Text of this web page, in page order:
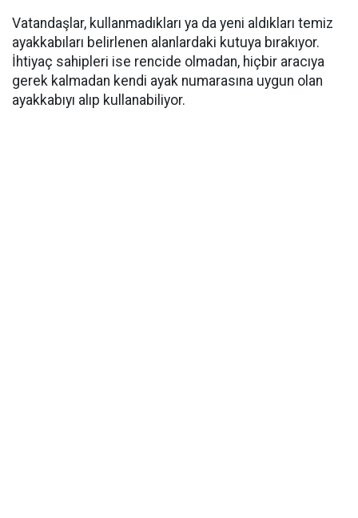
Vatandaşlar, kullanmadıkları ya da yeni aldıkları temiz
ayakkabıları belirlenen alanlardaki kutuya bırakıyor.
İhtiyaç sahipleri ise rencide olmadan, hiçbir aracıya
gerek kalmadan kendi ayak numarasına uygun olan
ayakkabıyı alıp kullanabiliyor.